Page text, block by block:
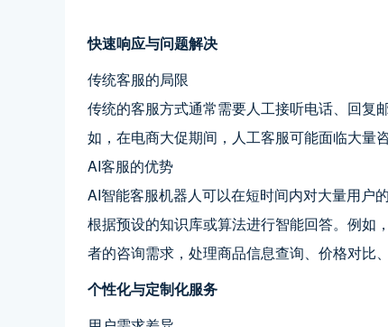
快速响应与问题解决
传统客服的局限
传统的客服方式通常需要人工接听电话、回复
如，在电商大促期间，人工客服可能面临大量
AI客服的优势
AI智能客服机器人可以在短时间内对大量用户
根据预设的知识库或算法进行智能回答。例如
者的咨询需求，处理商品信息查询、价格对比
个性化与定制化服务